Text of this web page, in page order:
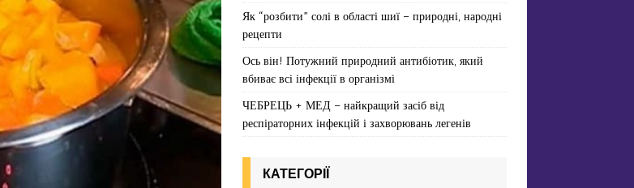
Як “розбити” солі в області шиї – природні, народні
рецепти
Ось він! Потужний природний антибіотик, який
вбиває всі інфекції в організмі
ЧЕБРЕЦЬ + МЕД – найкращий засіб від
респіраторних інфекцій і захворювань легенів
КАТЕГОРІЇ